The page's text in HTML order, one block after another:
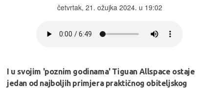
četvrtak, 21. ožujka 2024. u 19:02
I u svojim 'poznim godinama' Tiguan Allspace ostaje
jedan od najboljih primjera praktičnog obiteljskog